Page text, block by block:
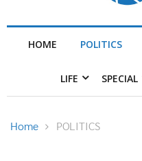
HOME POLITICS
LIFE SPECIAL
Home POLITICS